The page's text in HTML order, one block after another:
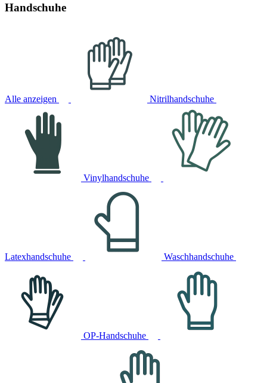
Handschuhe
Alle anzeigen Nitrilhandschuhe
Vinylhandschuhe
Latexhandschuhe Waschhandschuhe
OP-Handschuhe